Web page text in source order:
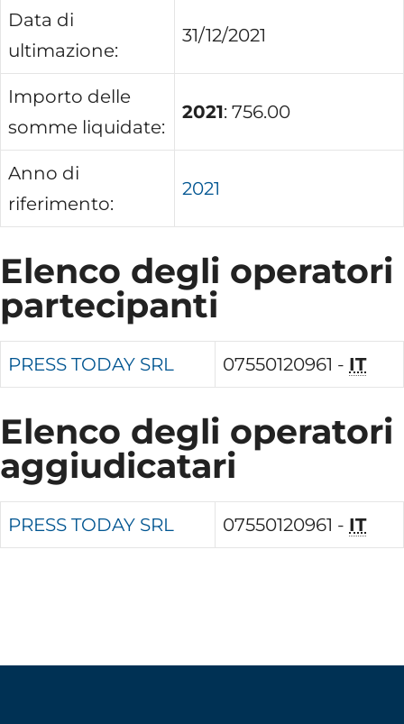
Data di
ultimazione:
31/12/2021
Importo delle
somme liquidate:
2021: 756.00
Anno di
riferimento:
2021
Elenco degli operatori
partecipanti
PRESS TODAY SRL 07550120961 - IT
Elenco degli operatori
aggiudicatari
PRESS TODAY SRL 07550120961 - IT